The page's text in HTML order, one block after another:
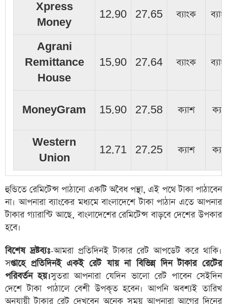
Xpress
Money
12.90 27.65 ব্যাংক
Agrani
Remittance
House
15.90 27.64 ব্যাংক
MoneyGram 15.90 27.58 ক্যাশ
Western
Union
12.71 27.25 ক্যাশ
হুন্ডিতে রেমিটেন্স পাঠানো একটি অবৈধ পন্থা, এই পথে টাকা পাঠাবেন
না। আপনারা ব্যাংকের মধ্যমে বাংলাদেশে টাকা পাঠান এতে আপনার
টাকার গ্যারান্টি আছে, বাংলাদেশের রেমিটেন্স বাড়বে দেশের উপকার
হবে।
বিশেষ দ্রষ্টব্যঃ-আমরা প্রতিদিনই টাকার রেট আপডেট করে থাকি।
সপ্তাহে প্রতিদিনই একই রেট যায় না বিভিন্ন দিন টাকার রেটের
পরিবর্তন হয়।সুতরা আপনারা যেদিন ভালো রেট পাবেন সেইদিন
দেশে টাকা পাঠালে বেশী উপকৃত হবেন। আপনি অবশ্যই তারিখ
অনুযায়ী টাকার রেট দেখবেন অনেক সময় আপনারা আগের দিনের